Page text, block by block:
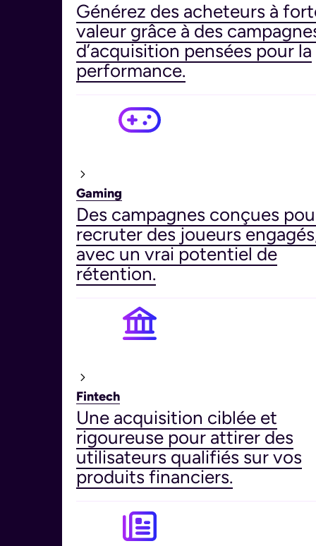
Générez des acheteurs à
valeur grâce à des
d’acquisition pensées pour la
performance.
Gaming
Des campagnes conçues
recruter des joueurs
avec un vrai potentiel de
rétention.
Fintech
Une acquisition ciblée et
rigoureuse pour attirer des
utilisateurs qualifiés sur vos
produits financiers.